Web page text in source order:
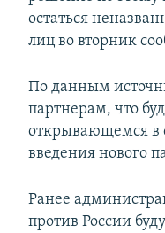
остаться
лиц во вторник
По данным
партнерам, что
открывающемся в
введения нового
Ранее
против России